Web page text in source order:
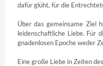
dafür glüht, für die
Über das gemeinsame Ziel
leidenschaftliche Liebe. Für
gnadenlosen Epoche weder
Eine große Liebe in Zeiten